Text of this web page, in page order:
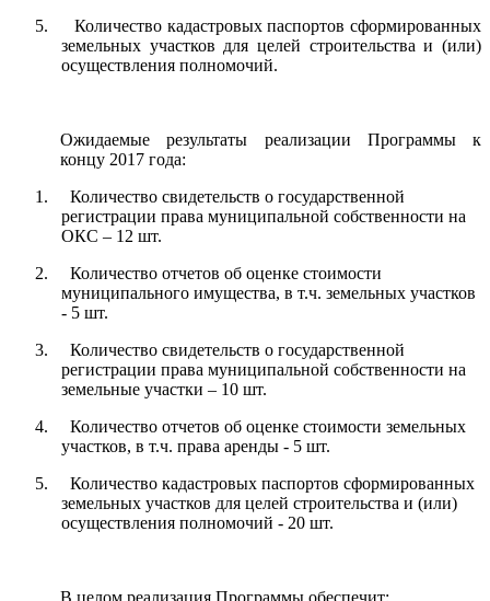
5. Количество кадастровых паспортов сформированных
земельных участков для целей строительства и (или)
осуществления полномочий.
Ожидаемые результаты реализации Программы к
концу 2017 года:
1. Количество свидетельств о государственной
регистрации права муниципальной собственности на
ОКС – 12 шт.
2. Количество отчетов об оценке стоимости
муниципального имущества, в т.ч. земельных участков
- 5 шт.
3. Количество свидетельств о государственной
регистрации права муниципальной собственности на
земельные участки – 10 шт.
4. Количество отчетов об оценке стоимости земельных
участков, в т.ч. права аренды - 5 шт.
5. Количество кадастровых паспортов сформированных
земельных участков для целей строительства и (или)
осуществления полномочий - 20 шт.